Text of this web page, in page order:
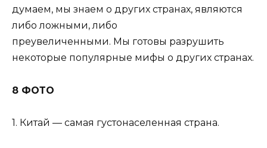
думаем, мы знаем о других странах, являются
либо ложными, либо
преувеличенными. Мы готовы разрушить
некоторые популярные мифы о других странах.
8 ФОТО
1. Китай — самая густонаселенная страна.